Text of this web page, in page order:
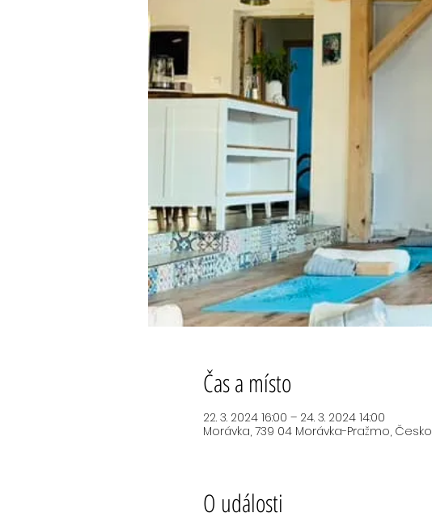
Čas a místo
22. 3. 2024 16:00 – 24. 3. 2024 14:00
Morávka, 739 04 Morávka-Pražmo, Česko
O události